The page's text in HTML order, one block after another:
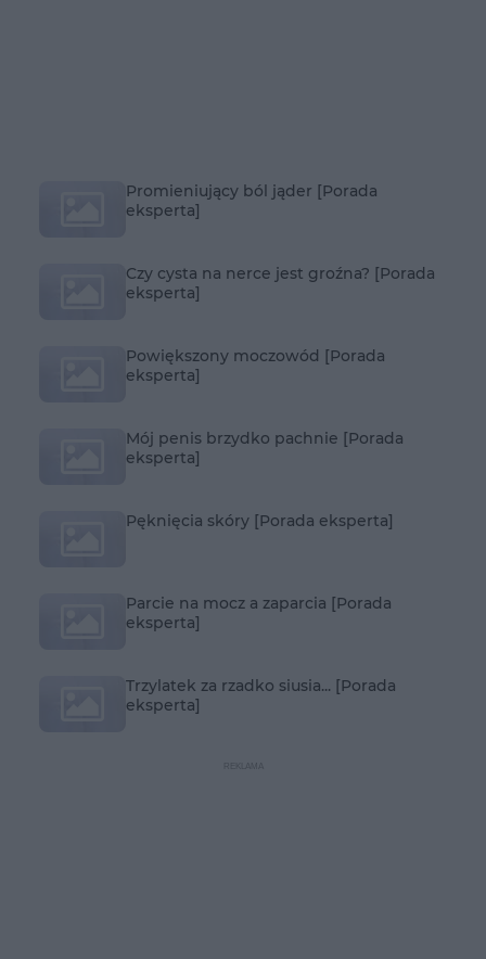
Promieniujący ból jąder [Porada
eksperta]
Czy cysta na nerce jest groźna? [Porada
eksperta]
Powiększony moczowód [Porada
eksperta]
Mój penis brzydko pachnie [Porada
eksperta]
Pęknięcia skóry [Porada eksperta]
Parcie na mocz a zaparcia [Porada
eksperta]
Trzylatek za rzadko siusia... [Porada
eksperta]